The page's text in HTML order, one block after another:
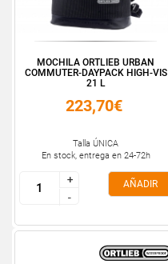
MOCHILA ORTLIEB URBAN
COMMUTER-DAYPACK HIGH-VIS
21 L
223,70€
Talla ÚNICA
En stock, entrega en 24-72h
+
-
+
-
AÑADIR